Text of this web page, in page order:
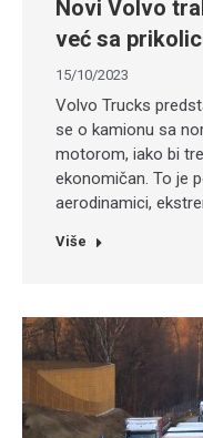
Novi Volvo
već sa
15/10/2023
Volvo Trucks
se o kamionu sa
motorom, iako bi
ekonomičan. To je
aerodinamici,
Više